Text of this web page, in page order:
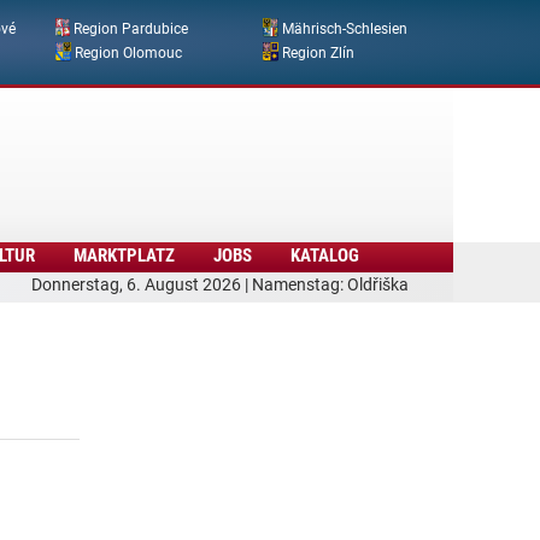
Region Pardubice
Mährisch-Schlesien
Region Olomouc
Region Zlín
Donnerstag, 6. August 2026 | Namenstag: Oldřiška
MARKTPLATZ JOBS KATALOG